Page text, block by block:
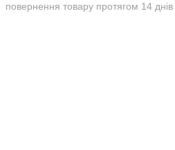
повернення товару протягом 14 днів